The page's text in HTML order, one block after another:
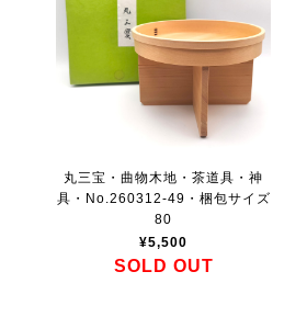
丸三宝・曲物木地・茶道具・神
具・No.260312-49・梱包サイズ
80
¥5,500
SOLD OUT